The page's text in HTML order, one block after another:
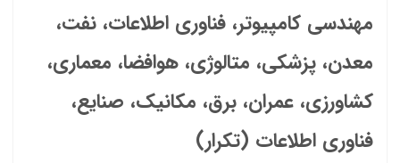
مهندسی کامپیوتر، فناوری اطلاعات، نفت،
معدن، پزشکی، متالوژی، هوافضا، معماری،
کشاورزی، عمران، برق، مکانیک، صنایع،
فناوری اطلاعات (تکرار)